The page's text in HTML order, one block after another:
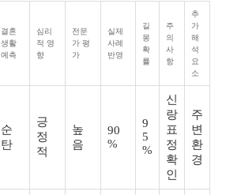
결혼
생활
예측
심리
적 영
향
전문
가 평
가
실제
사례
반영
길
몽
확
률
주
의
사
항
추
가
해
석
요
소
순
탄
긍
정
적
높
음
90
%
9
5
%
신
랑
표
정
확
인
주
변
환
경